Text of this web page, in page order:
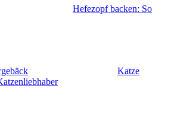
Hefezopf backen: So
Katze